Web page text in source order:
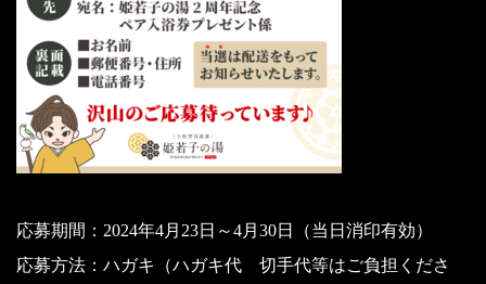
応募期間：2024年4月23日～4月30日（当日消印有効）
応募方法：ハガキ（ハガキ代 切手代等はご負担くださ